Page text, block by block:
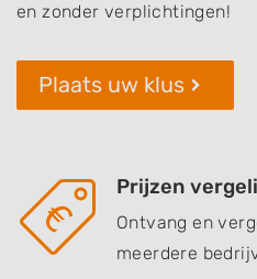
en zonder verplichtingen!
Plaats uw klus
Prijzen
Ontvang en
meerdere